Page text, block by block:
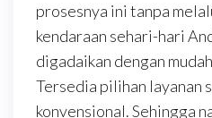
prosesnya ini tanpa
kendaraan sehari-hari
digadaikan dengan
Tersedia pilihan layanan
konvensional. Sehingga